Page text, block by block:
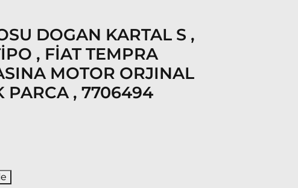
DOGAN KARTAL S ,
, FİAT TEMPRA
MOTOR ORJINAL
PARCA , 7706494